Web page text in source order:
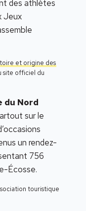
des athlètes
Jeux
et origine des
site officiel du
du Nord
sur le
un rendez-
756
Écosse.
touristique